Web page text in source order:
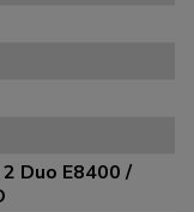
Duo E8400 /